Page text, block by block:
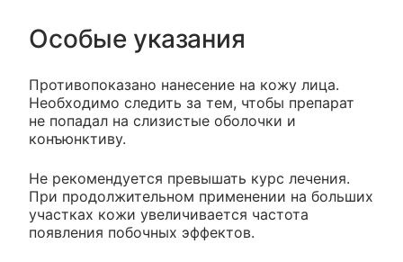
Особые указания
Противопоказано нанесение на кожу лица.
Необходимо следить за тем, чтобы препарат
не попадал на слизистые оболочки и
конъюнктиву.
Не рекомендуется превышать курс лечения.
При продолжительном применении на больших
участках кожи увеличивается частота
появления побочных эффектов.